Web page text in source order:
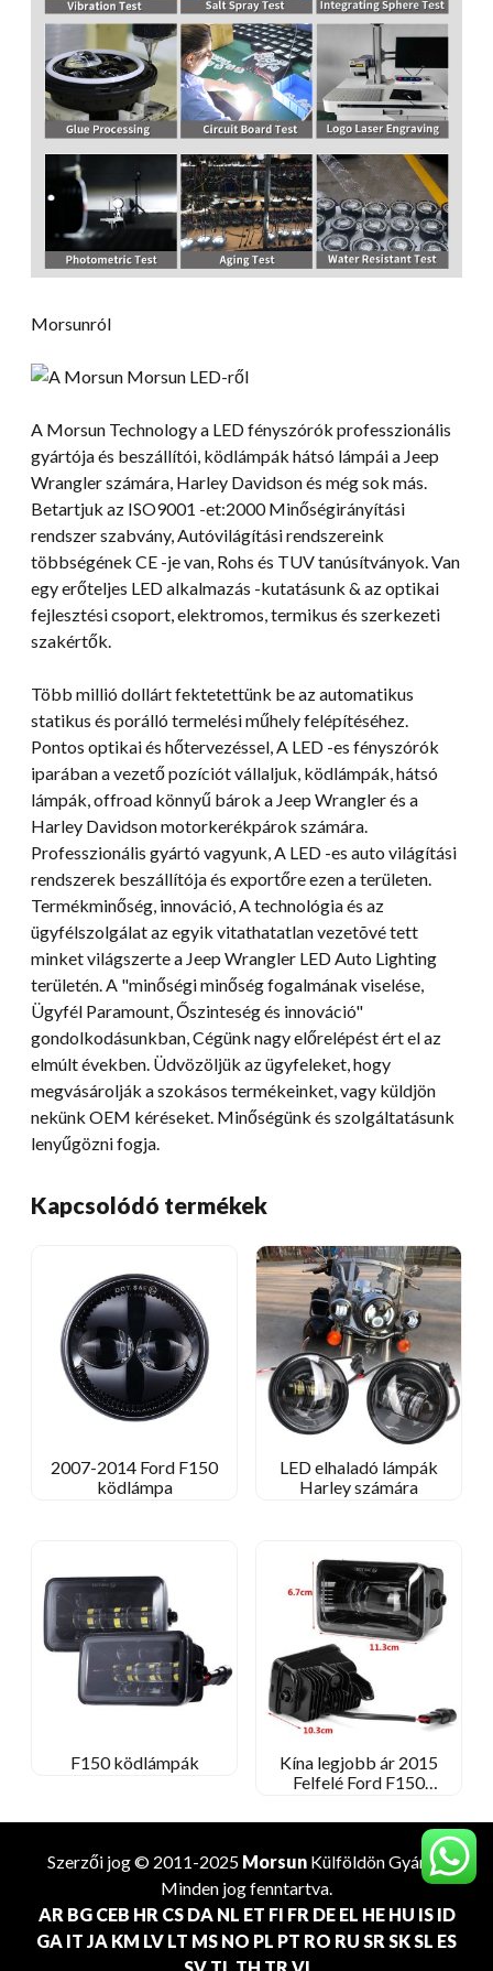
Morsunról
A Morsun Technology a LED fényszórók professzionális
gyártója és beszállítói, ködlámpák hátsó lámpái a Jeep
Wrangler számára, Harley Davidson és még sok más.
Betartjuk az ISO9001 -et:2000 Minőségirányítási
rendszer szabvány, Autóvilágítási rendszereink
többségének CE -je van, Rohs és TUV tanúsítványok. Van
egy erőteljes LED alkalmazás -kutatásunk & az optikai
fejlesztési csoport, elektromos, termikus és szerkezeti
szakértők.
Több millió dollárt fektetettünk be az automatikus
statikus és porálló termelési műhely felépítéséhez.
Pontos optikai és hőtervezéssel, A LED -es fényszórók
iparában a vezető pozíciót vállaljuk, ködlámpák, hátsó
lámpák, offroad könnyű bárok a Jeep Wrangler és a
Harley Davidson motorkerékpárok számára.
Professzionális gyártó vagyunk, A LED -es auto világítási
rendszerek beszállítója és exportőre ezen a területen.
Termékminőség, innováció, A technológia és az
ügyfélszolgálat az egyik vitathatatlan vezetõvé tett
minket világszerte a Jeep Wrangler LED Auto Lighting
területén. A "minőségi minőség fogalmának viselése,
Ügyfél Paramount, Őszinteség és innováció"
gondolkodásunkban, Cégünk nagy előrelépést ért el az
elmúlt években. Üdvözöljük az ügyfeleket, hogy
megvásárolják a szokásos termékeinket, vagy küldjön
nekünk OEM kéréseket. Minőségünk és szolgáltatásunk
lenyűgözni fogja.
Kapcsolódó termékek
2007-2014 Ford F150
ködlámpa
LED elhaladó lámpák
Harley számára
F150 ködlámpák
Kína legjobb ár 2015
Felfelé Ford F150
Szerzői jog © 2011-2025 Morsun KülföldönGyártó.
Minden jog fenntartva.
AR BG CEB HR CS DA NL ET FI FR DE EL HE HU IS ID
GA IT JA KM LV LT MS NO PL PT RO RU SR SKSL ES